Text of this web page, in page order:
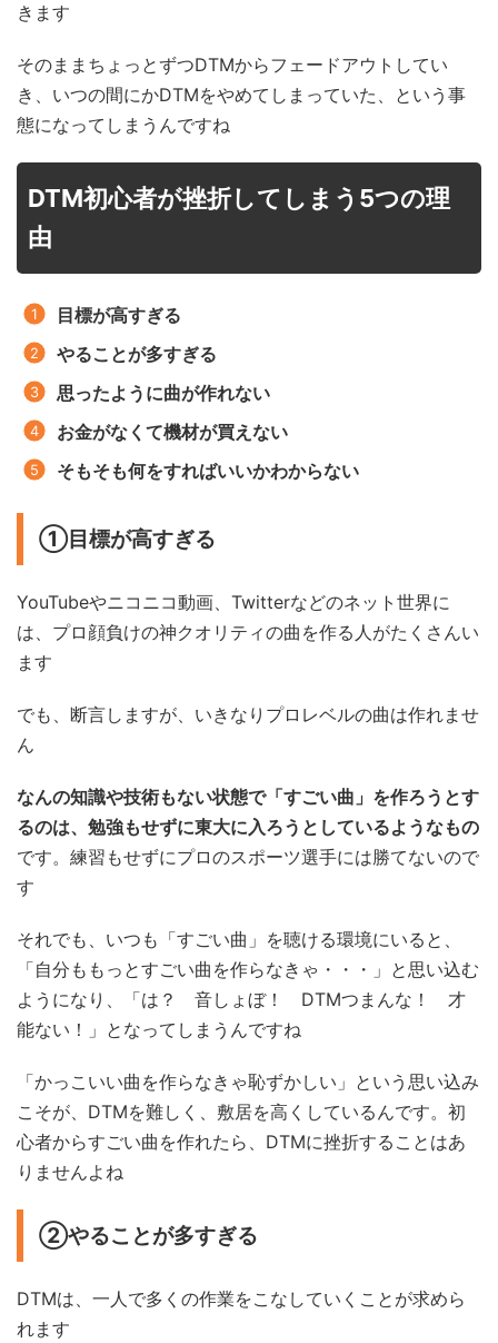
きます
そのままちょっとずつDTMからフェードアウトしてい
き、いつの間にかDTMをやめてしまっていた、という事
態になってしまうんですね
DTM初心者が挫折してしまう5つの理
由
目標が高すぎる
やることが多すぎる
思ったように曲が作れない
お金がなくて機材が買えない
そもそも何をすればいいかわからない
①目標が高すぎる
YouTubeやニコニコ動画、Twitterなどのネット世界に
は、プロ顔負けの神クオリティの曲を作る人がたくさんい
ます
でも、断言しますが、いきなりプロレベルの曲は作れませ
ん
なんの知識や技術もない状態で「すごい曲」を作ろうとす
るのは、勉強もせずに東大に入ろうとしているようなもの
です。練習もせずにプロのスポーツ選手には勝てないので
す
それでも、いつも「すごい曲」を聴ける環境にいると、
「自分ももっとすごい曲を作らなきゃ・・・」と思い込む
ようになり、「は？ 音しょぼ！ DTMつまんな！ 才
能ない！」となってしまうんですね
「かっこいい曲を作らなきゃ恥ずかしい」という思い込み
こそが、DTMを難しく、敷居を高くしているんです。初
心者からすごい曲を作れたら、DTMに挫折することはあ
りませんよね
②やることが多すぎる
DTMは、一人で多くの作業をこなしていくことが求めら
れます